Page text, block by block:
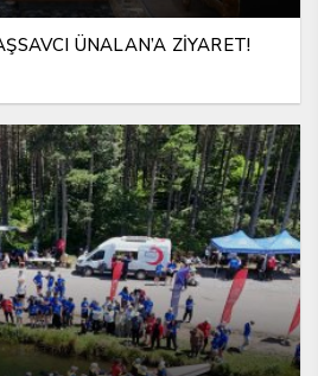
ÜNALAN’A ZİYARET!